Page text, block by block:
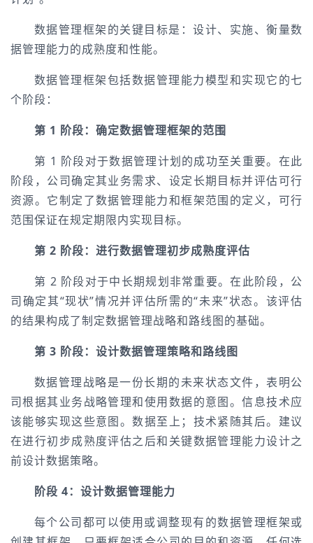
数据管理框架的关键目标是：设计、实施、衡量数
据管理能力的成熟度和性能。
数据管理框架包括数据管理能力模型和实现它的七
个阶段：
第 1 阶段：确定数据管理框架的范围
第 1 阶段对于数据管理计划的成功至关重要。在此
阶段，公司确定其业务需求、设定长期目标并评估可行
资源。它制定了数据管理能力和框架范围的定义，可行
范围保证在规定期限内实现目标。
第 2 阶段：进行数据管理初步成熟度评估
第 2 阶段对于中长期规划非常重要。在此阶段，公
司确定其“现状”情况并评估所需的“未来”状态。该评估
的结果构成了制定数据管理战略和路线图的基础。
第 3 阶段：设计数据管理策略和路线图
数据管理战略是一份长期的未来状态文件，表明公
司根据其业务战略管理和使用数据的意图。信息技术应
该能够实现这些意图。数据至上；技术紧随其后。建议
在进行初步成熟度评估之后和关键数据管理能力设计之
前设计数据策略。
阶段 4：设计数据管理能力
每个公司都可以使用或调整现有的数据管理框架或